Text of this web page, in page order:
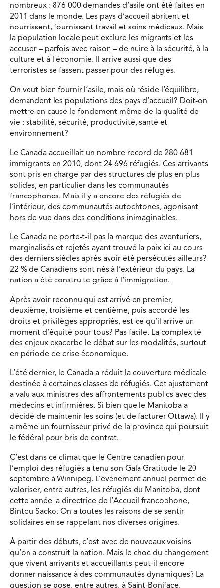
nombreux : 876 000 demandes d’asile ont été faites en
2011 dans le monde. Les pays d’accueil abritent et
nourrissent, fournissant travail et soins médicaux. Mais
la population locale peut exclure les migrants et les
accuser – parfois avec raison – de nuire à la sécurité, à la
culture et à l’économie. Il arrive aussi que des
terroristes se fassent passer pour des réfugiés.
On veut bien fournir l’asile, mais où réside l’équilibre,
demandent les populations des pays d’accueil? Doit-on
mettre en cause le fondement même de la qualité de
vie : stabilité, sécurité, productivité, santé et
environnement?
Le Canada accueillait un nombre record de 280 681
immigrants en 2010, dont 24 696 réfugiés. Ces arrivants
sont pris en charge par des structures de plus en plus
solides, en particulier dans les communautés
francophones. Mais il y a encore des réfugiés de
l’intérieur, des communautés autochtones, agonisant
hors de vue dans des conditions inimaginables.
Le Canada ne porte-t-il pas la marque des aventuriers,
marginalisés et rejetés ayant trouvé la paix ici au cours
des derniers siècles après avoir été persécutés ailleurs?
22 % de Canadiens sont nés à l’extérieur du pays. La
nation a été construite grâce à l’immigration.
Après avoir reconnu qui est arrivé en premier,
deuxième, troisième et centième, puis accordé les
droits et privilèges appropriés, est-ce qu’il arrive un
moment d’équité pour tous? Pas facile. La complexité
des enjeux exacerbe le débat sur les modalités, surtout
en période de crise économique.
L’été dernier, le Canada a réduit la couverture médicale
destinée à certaines classes de réfugiés. Cet ajustement
a valu aux ministres des affrontements publics avec des
médecins et infirmières. Si bien que le Manitoba a
décidé de maintenir les soins (et de facturer Ottawa). Il y
a même un fournisseur privé de la province qui poursuit
le fédéral pour bris de contrat.
C’est dans ce climat que le Centre canadien pour
l’emploi des réfugiés a tenu son Gala Gratitude le 20
septembre à Winnipeg. L’évènement annuel permet de
valoriser, entre autres, les réfugiés du Manitoba, dont
cette année la directrice de l’Accueil francophone,
Bintou Sacko. On a toutes les raisons de se sentir
solidaires en se rappelant nos diverses origines.
À partir des débuts, c’est avec de nouveaux voisins
qu’on a construit la nation. Mais le choc du changement
que vivent arrivants et accueillants peut-il encore
donner naissance à des communautés dynamiques? La
question se pose, entre autres, à Saint-Boniface.